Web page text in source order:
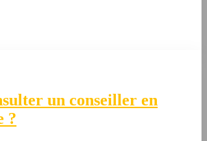
un conseiller en
?